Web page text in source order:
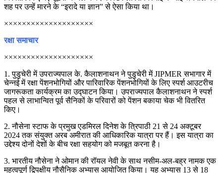
शह पर उन्हें मारने के “इरादे या ज्ञान” से ऐसा किया था।
××××××××××××××××××××
रक्षा समाचार
××××××××××××××××××××
1. पुडुचेरी में उपराज्यपाल के. कैलाशनाथन ने पुडुचेरी में JIPMER सभागार में
चेन्नई में रक्षा पेंशनभोगियों और पारिवारिक पेंशनभोगियों के लिए स्पर्श आउटरीच
जागरूकता कार्यक्रम का उद्घाटन किया। उपराज्यपाल कैलाशनाथन ने स्पर्श
पहल से लाभान्वित पूर्व सैनिकों के परिवारों को पेंशन बकाया चेक भी वितरित
किए।
2. नौसेना स्टाफ के प्रमुख एडमिरल दिनेश के त्रिपाठी 21 से 24 अक्टूबर
2024 तक संयुक्त अरब अमीरात की आधिकारिक यात्रा पर हैं। इस यात्रा का
उद्देश्य दोनों देशों के बीच रक्षा सहयोग को मजबूत करना है।
3. भारतीय नौसेना ने ओमान की रॉयल नेवी के साथ नसीम-अल-बह्र नामक एक
महत्वपूर्ण द्विपक्षीय नौसैनिक अभ्यास आयोजित किया। यह अभ्यास 13 से 18